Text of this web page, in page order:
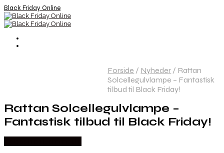
Black Friday Online
Forside / Nyheder / Rattan
Solcellegulvlampe – Fantastisk
tilbud til Black Friday!
Rattan Solcellegulvlampe –
Fantastisk tilbud til Black Friday!